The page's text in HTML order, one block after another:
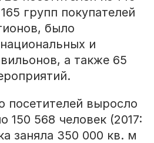
групп покупателей
было
и
а также 65
посетителей выросло
150 568 человек (2017:
заняла 350 000 кв. м